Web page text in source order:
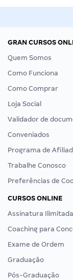
GRAN CURSOS
Quem Somos
Como Funciona
Como Comprar
Loja Social
Validador de
Conveniados
Programa de
Trabalhe Conosco
Preferências de
CURSOS ONLINE
Assinatura Ilimitada
Coaching para
Exame de Ordem
Graduação
Pós-Graduação